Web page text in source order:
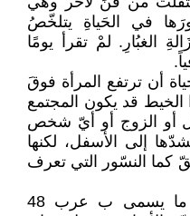
في الحَياةِ يتلخّصُ
الغبُارِ. لمْ تقرأ يومًا
أن ترتفع المرأة فوقَ
قد يكون المجتمع
أو الزوج أو أيّ شخص
إلى الأسفل، لكنها
كما النسّور التي تعرف
لم تغب المعاناة التي يعيشها ما يسمى ب عرب 48